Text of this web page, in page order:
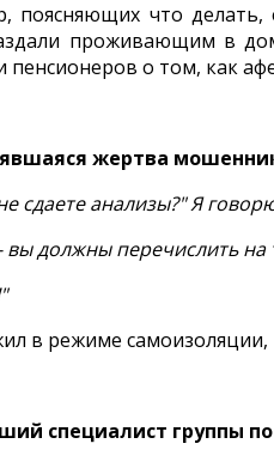
поясняющих что
проживающим в
пенсионеров о том, как
жертва
сдаете анализы?" Я
должны перечислить
в режиме
специалист группы